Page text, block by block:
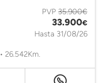
PVP 35.900€
33.900€
Hasta 31/08/26
26.542Km.